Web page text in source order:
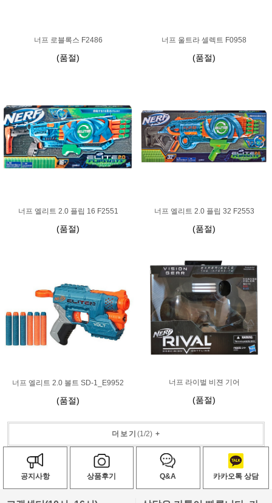
너프 로블록스 F2486
(품절)
너프 울트라 셀렉트 F0958
(품절)
너프 엘리트 2.0 플립 16 F2551
(품절)
너프 엘리트 2.0 플립 32 F2553
(품절)
너프 엘리트 2.0 볼트 SD-1_E9952
(품절)
너프 라이벌 비젼 기어
(품절)
더보기 (1/2)+
공지사항 상품후기 Q&A 카카오톡 상담